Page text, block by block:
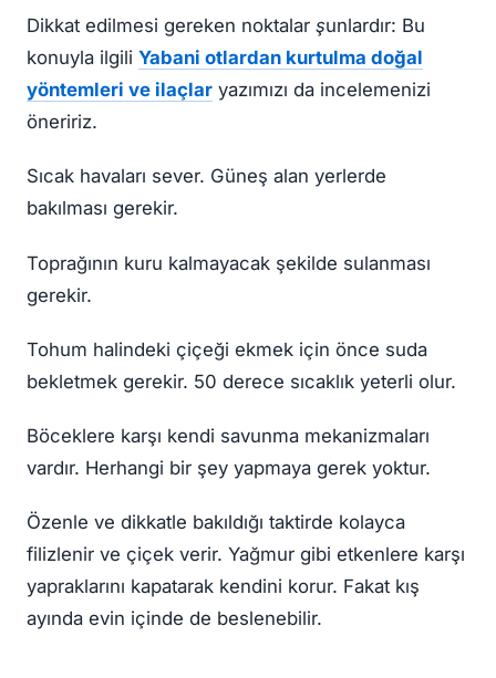
Dikkat edilmesi gereken noktalar şunlardır: Bu
konuyla ilgili Yabani otlardan kurtulma doğal
yöntemleri ve ilaçlar yazımızı da incelemenizi
öneririz.
Sıcak havaları sever. Güneş alan yerlerde
bakılması gerekir.
Toprağının kuru kalmayacak şekilde sulanması
gerekir.
Tohum halindeki çiçeği ekmek için önce suda
bekletmek gerekir. 50 derece sıcaklık yeterli olur.
Böceklere karşı kendi savunma mekanizmaları
vardır. Herhangi bir şey yapmaya gerek yoktur.
Özenle ve dikkatle bakıldığı taktirde kolayca
filizlenir ve çiçek verir. Yağmur gibi etkenlere karşı
yapraklarını kapatarak kendini korur. Fakat kış
ayında evin içinde de beslenebilir.